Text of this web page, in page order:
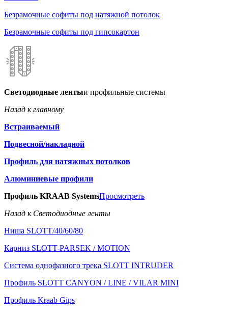
Безрамочные софиты под натяжной потолок
Безрамочные софиты под гипсокартон
Светодиодные лентыи профильные системы
Назад к главному
Встраиваемый
Подвесной/накладной
Профиль для натяжных потолков
Алюминиевые профили
Профиль KRAAB SystemsПросмотреть
Назад к Светодиодные ленты
Ниша SLOTT/40/60/80
Карниз SLOTT-PARSEK / MOTION
Система однофазного трека SLOTT INTRUDER
Профиль SLOTT CANYON / LINE / VILAR MINI
Профиль Kraab Gips